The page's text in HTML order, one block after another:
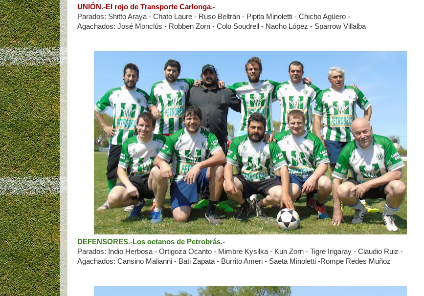
UNIÓN.-El rojo de Transporte Carlonga.-
Parados: Shitto Araya - Chato Laure - Ruso Beltrán - Pipita Minoletti - Chicho Agüero -
Agachados: José Monclús - Robben Zorn - Colo Soudrell - Nacho López - Sparrow Villalba
DEFENSORES.-Los octanos de Petrobrás.-
Parados: Indio Herbosa - Ortigoza Ocanto - Mimbre Kysilka - Kun Zorn - Tigre Irigaray - Claudio Ruiz -
Agachados: Cansino Malianni - Bati Zapata - Burrito Ameri - Saeta Minoletti -Rompe Redes Muñoz